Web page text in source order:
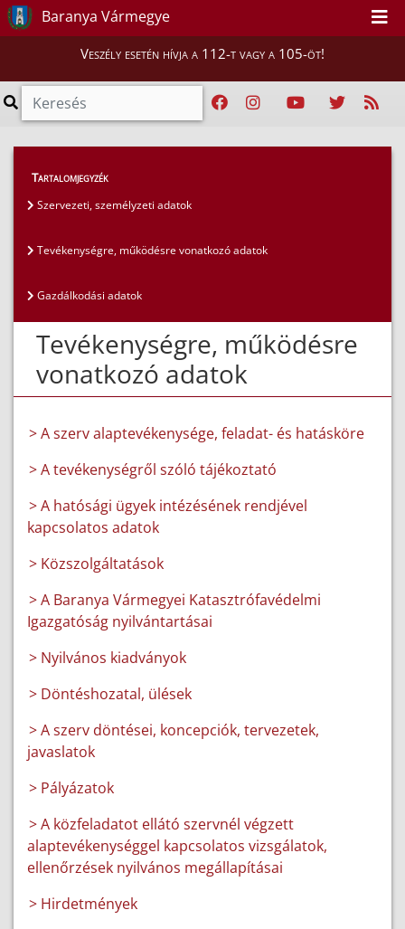
Baranya Vármegye
Veszély esetén hívja a 112-t vagy a 105-öt!
Közérdekű adatok
Tevékenységre, működésre vonatkozó adatok
Tartalomjegyzék
Szervezeti, személyzeti adatok
Tevékenységre, működésre vonatkozó adatok
Gazdálkodási adatok
Tevékenységre, működésre
vonatkozó adatok
> A szerv alaptevékenysége, feladat- és hatásköre
> A tevékenységről szóló tájékoztató
> A hatósági ügyek intézésének rendjével
kapcsolatos adatok
> Közszolgáltatások
> A Baranya Vármegyei Katasztrófavédelmi
Igazgatóság nyilvántartásai
> Nyilvános kiadványok
> Döntéshozatal, ülések
> A szerv döntései, koncepciók, tervezetek,
javaslatok
> Pályázatok
> A közfeladatot ellátó szervnél végzett
alaptevékenységgel kapcsolatos vizsgálatok,
ellenőrzések nyilvános megállapításai
> Hirdetmények